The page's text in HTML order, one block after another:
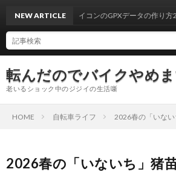
転んだのでバイクやめ
老いるショック中のジジイの生活噺
NEW ARTICLE
サイコンのGPXデータの作り方2026
HOME 自転車ライフ 2026春の「いな
2026春の「いないち」猪